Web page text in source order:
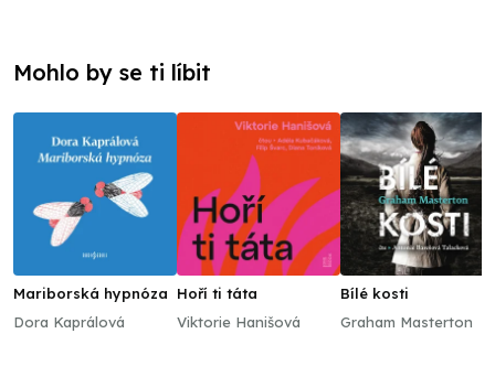
Mohlo by se ti líbit
Mariborská hypnóza
Dora Kaprálová
Hoří ti táta
Viktorie Hanišová
Bílé kosti
Graham Masterton